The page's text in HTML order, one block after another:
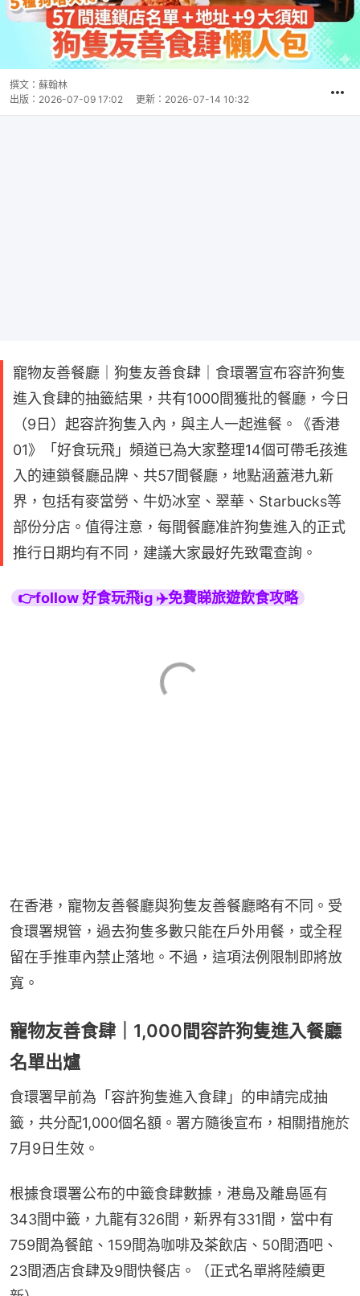
撰文： 蘇翰林
出版： 2026-07-09 17:02 更新： 2026-07-14 10:32
寵物友善餐廳｜狗隻友善食肆｜食環署宣布容許狗隻
進入食肆的抽籤結果，共有1000間獲批的餐廳，今日
（9日）起容許狗隻入內，與主人一起進餐。《香港
01》「好食玩飛」頻道已為大家整理14個可帶毛孩進
入的連鎖餐廳品牌、共57間餐廳，地點涵蓋港九新
界，包括有麥當勞、牛奶冰室、翠華、Starbucks等
部份分店。值得注意，每間餐廳准許狗隻進入的正式
推行日期均有不同，建議大家最好先致電查詢。
👉follow 好食玩飛ig ✈️免費睇旅遊飲食攻略
在香港，寵物友善餐廳與狗隻友善餐廳略有不同。受
食環署規管，過去狗隻多數只能在戶外用餐，或全程
留在手推車內禁止落地。不過，這項法例限制即將放
寬。
寵物友善食肆｜1,000間容許狗隻進入餐廳
名單出爐
食環署早前為「容許狗隻進入食肆」的申請完成抽
籤，共分配1,000個名額。署方隨後宣布，相關措施於
7月9日生效。
根據食環署公布的中籤食肆數據，港島及離島區有
343間中籤，九龍有326間，新界有331間，當中有
759間為餐館、159間為咖啡及茶飲店、50間酒吧、
23間酒店食肆及9間快餐店。（正式名單將陸續更